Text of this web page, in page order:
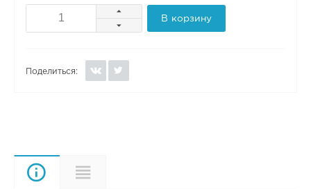
В корзину
Поделиться:
Описание